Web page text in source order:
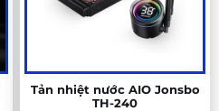
Tản nhiệt nước AIO Jonsbo
TH-240